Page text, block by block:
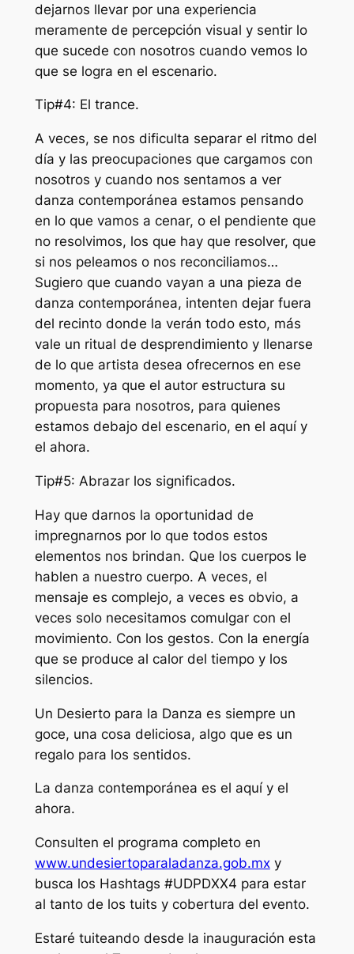
dejarnos llevar por una experiencia
meramente de percepción visual y sentir lo
que sucede con nosotros cuando vemos lo
que se logra en el escenario.
Tip#4: El trance.
A veces, se nos dificulta separar el ritmo del
día y las preocupaciones que cargamos con
nosotros y cuando nos sentamos a ver
danza contemporánea estamos pensando
en lo que vamos a cenar, o el pendiente que
no resolvimos, los que hay que resolver, que
si nos peleamos o nos reconciliamos…
Sugiero que cuando vayan a una pieza de
danza contemporánea, intenten dejar fuera
del recinto donde la verán todo esto, más
vale un ritual de desprendimiento y llenarse
de lo que artista desea ofrecernos en ese
momento, ya que el autor estructura su
propuesta para nosotros, para quienes
estamos debajo del escenario, en el aquí y
el ahora.
Tip#5: Abrazar los significados.
Hay que darnos la oportunidad de
impregnarnos por lo que todos estos
elementos nos brindan. Que los cuerpos le
hablen a nuestro cuerpo. A veces, el
mensaje es complejo, a veces es obvio, a
veces solo necesitamos comulgar con el
movimiento. Con los gestos. Con la energía
que se produce al calor del tiempo y los
silencios.
Un Desierto para la Danza es siempre un
goce, una cosa deliciosa, algo que es un
regalo para los sentidos.
La danza contemporánea es el aquí y el
ahora.
Consulten el programa completo en
www.undesiertoparaladanza.gob.mxy
busca los Hashtags #UDPDXX4 para estar
al tanto de los tuits y cobertura del evento.
Estaré tuiteando desde la inauguración esta